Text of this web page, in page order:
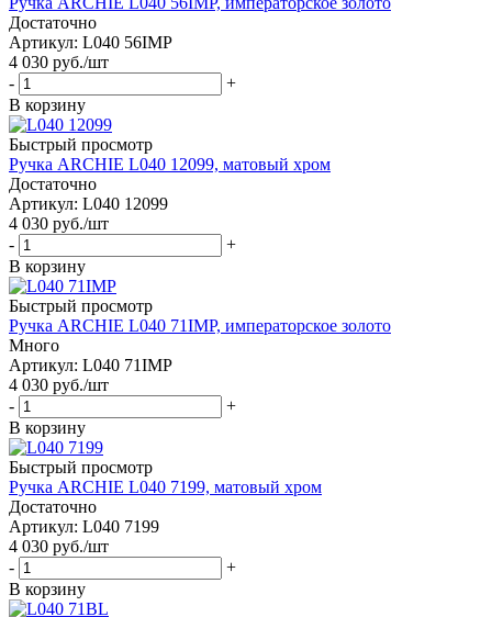
Достаточно
Артикул: L040 56IMP
4 030 руб./шт
-
+
В корзину
Быстрый просмотр
Ручка ARCHIE L040 12099, матовый хром
Достаточно
Артикул: L040 12099
4 030 руб./шт
-
+
В корзину
Быстрый просмотр
Ручка ARCHIE L040 71IMP, императорское золото
Много
Артикул: L040 71IMP
4 030 руб./шт
-
+
В корзину
Быстрый просмотр
Ручка ARCHIE L040 7199, матовый хром
Достаточно
Артикул: L040 7199
4 030 руб./шт
-
+
В корзину